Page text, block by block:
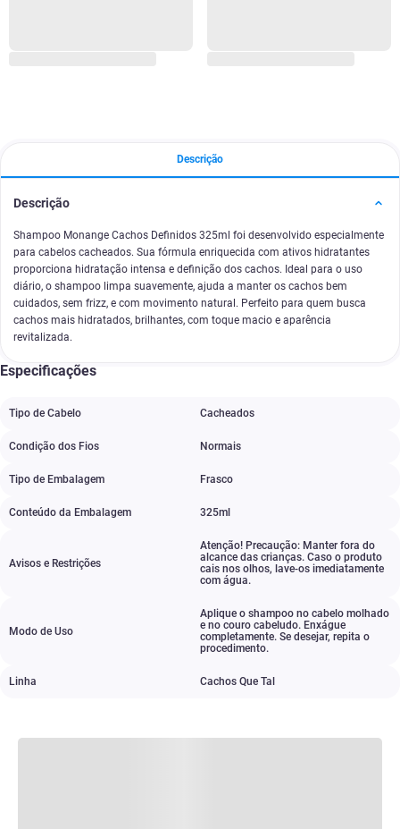
Descrição
Descrição
Shampoo Monange Cachos Definidos 325ml foi desenvolvido especialmente
para cabelos cacheados. Sua fórmula enriquecida com ativos hidratantes
proporciona hidratação intensa e definição dos cachos. Ideal para o uso
diário, o shampoo limpa suavemente, ajuda a manter os cachos bem
cuidados, sem frizz, e com movimento natural. Perfeito para quem busca
cachos mais hidratados, brilhantes, com toque macio e aparência
revitalizada.
Especificações
Tipo de Cabelo Cacheados
Condição dos Fios Normais
Tipo de Embalagem Frasco
Conteúdo da Embalagem 325ml
Avisos e Restrições
Atenção! Precaução: Manter fora do
alcance das crianças. Caso o produto
cais nos olhos, lave-os imediatamente
com água.
Modo de Uso
Aplique o shampoo no cabelo molhado
e no couro cabeludo. Enxágue
completamente. Se desejar, repita o
procedimento.
Linha Cachos Que Tal